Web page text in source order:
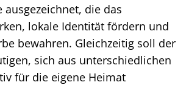
ausgezeichnet, die das
lokale Identität fördern und
bewahren. Gleichzeitig soll der
sich aus unterschiedlichen
für die eigene Heimat